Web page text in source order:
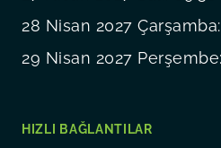
28 Nisan 2027
29 Nisan 2027
HIZLI BAĞLANTILAR